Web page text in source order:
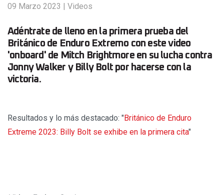
09 Marzo 2023 | Videos
Adéntrate de lleno en la primera prueba del
Británico de Enduro Extremo con este video
'onboard' de Mitch Brightmore en su lucha contra
Jonny Walker y Billy Bolt por hacerse con la
victoria.
Resultados y lo más destacado: "Británico de Enduro
Extreme 2023: Billy Bolt se exhibe en la primera cita"